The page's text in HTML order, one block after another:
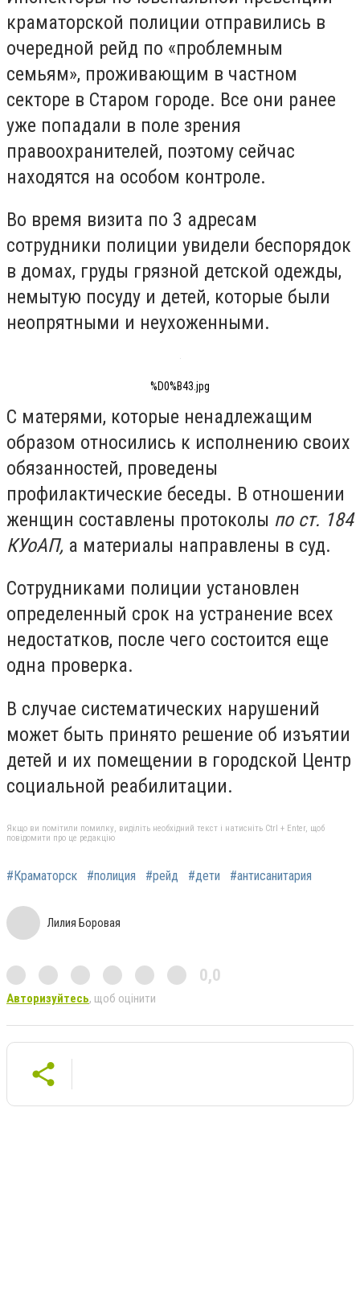
краматорской полиции отправились в
очередной рейд по «проблемным
семьям», проживающим в частном
секторе в Старом городе. Все они ранее
уже попадали в поле зрения
правоохранителей, поэтому сейчас
находятся на особом контроле.
Во время визита по 3 адресам
сотрудники полиции увидели беспорядок
в домах, груды грязной детской одежды,
немытую посуду и детей, которые были
неопрятными и неухоженными.
%D0%B43.jpg
С матерями, которые ненадлежащим
образом относились к исполнению своих
обязанностей, проведены
профилактические беседы. В отношении
женщин составлены протоколы по ст. 184
КУоАП, а материалы направлены в суд.
Сотрудниками полиции установлен
определенный срок на устранение всех
недостатков, после чего состоится еще
одна проверка.
В случае систематических нарушений
может быть принято решение об изъятии
детей и их помещении в городской Центр
социальной реабилитации.
Якщо ви помітили помилку, виділіть необхідний текст і натисніть Ctrl + Enter, щоб
повідомити про це редакцію
#Краматорск #полиция #рейд #дети #антисанитария
Лилия Боровая
0,0
Авторизуйтесь, щоб оцінити